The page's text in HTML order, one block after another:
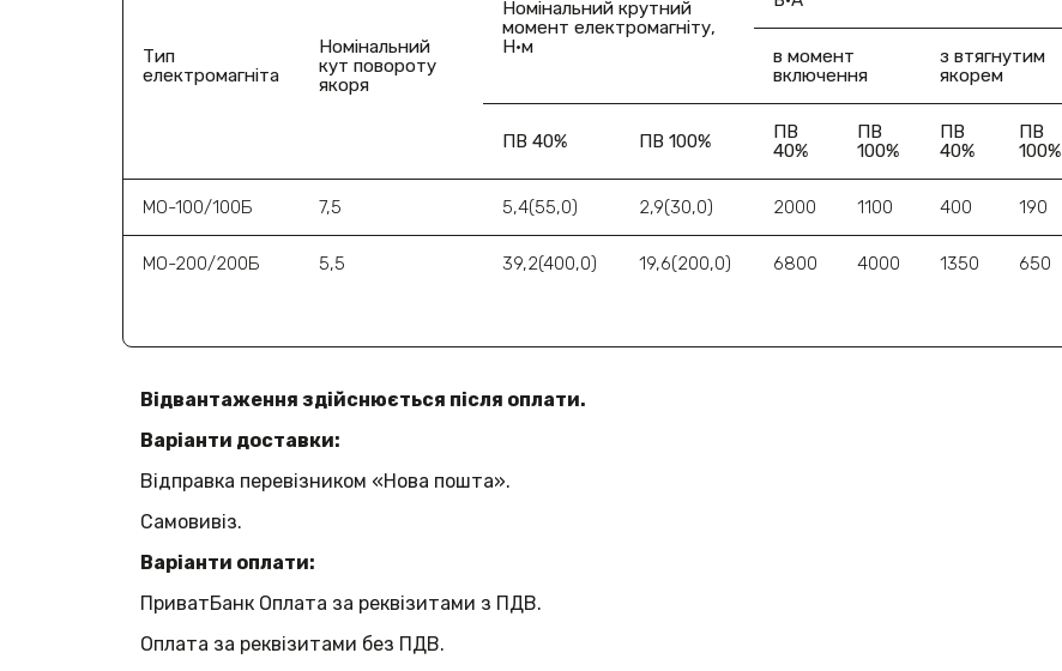
Тип
електромагніта
Номінальний
кут повороту
якоря
Номінальний крутний
момент електромагніту,
H·м
в момент
включення
з втягнутим
якорем
ПВ 40% ПВ 100%
ПВ
40%
ПВ
100%
ПВ
40%
ПВ
100%
МО-100/100Б 7,5 5,4(55,0) 2,9(30,0) 2000 1100 400 190
МО-200/200Б 5,5 39,2(400,0) 19,6(200,0) 6800 4000 1350 650
Відвантаження здійснюється після оплати.
Варіанти доставки:
Відправка перевізником «Нова пошта».
Самовивіз.
Варіанти оплати:
ПриватБанк Оплата за реквізитами з ПДВ.
Оплата за реквізитами без ПДВ.